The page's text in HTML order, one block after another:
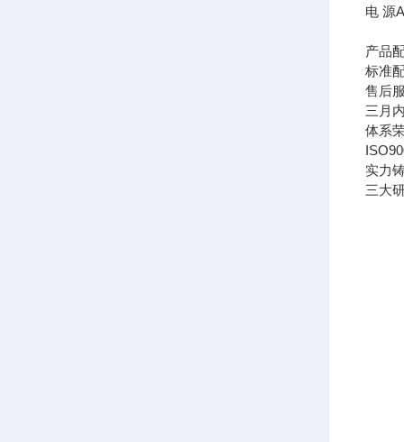
电 源
产品
标准
售后
三月
体系
实力
三大